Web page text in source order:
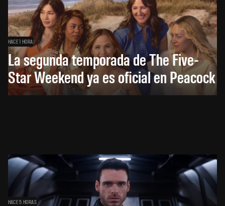
HACE 1 HORA
La segunda temporada de The Five-
Star Weekend ya es oficial en Peacock
HACE 5 HORAS